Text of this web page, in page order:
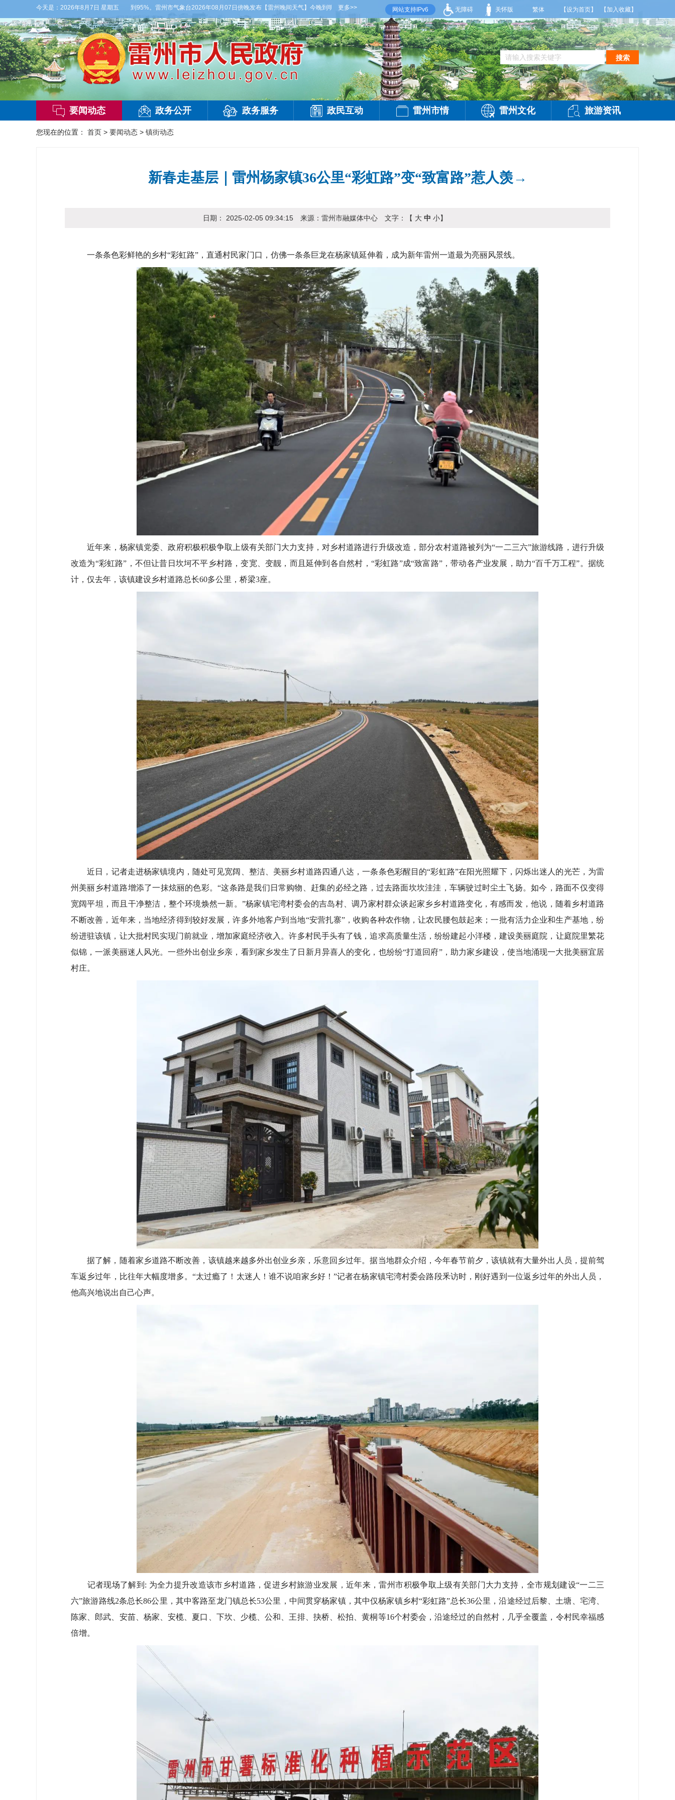
今天是： 2026年8月7日 星期五
2-3级，气温26到35度，相对湿度70%到95%。雷州市气象台2026年08月07日傍晚发布【雷州晚间天气】今晚到明天白天，多云，局部有雷阵雨，偏西风2-3级，气温26到35度，相对湿度70%到95%。雷州市气象台2026年08月07日傍晚发布
更多>> 网站支持IPv6 无障碍 关怀版 繁体 【设为首页】 【加入收藏】
搜索
要闻动态 政务公开 政务服务 政民互动 雷州市情 雷州文化 旅游资讯
您现在的位置： 首页 > 要闻动态 > 镇街动态
新春走基层｜雷州杨家镇36公里“彩虹路”变“致富路”惹人羡→
日期： 2025-02-05 09:34:15 来源： 雷州市融媒体中心 文字：【 大 中 小】
一条条色彩鲜艳的乡村“彩虹路”，直通村民家门口，仿佛一条条巨龙在杨家镇延伸着，成为新年雷州一道最为亮丽风景线。
近年来，杨家镇党委、政府积极积极争取上级有关部门大力支持，对乡村道路进行升级改造，部分农村道路被列为“一二三六”旅游线路，进行升级
改造为“彩虹路”，不但让昔日坎坷不平乡村路，变宽、变靓，而且延伸到各自然村，“彩虹路”成“致富路”，带动各产业发展，助力“百千万工程”。据统
计，仅去年，该镇建设乡村道路总长60多公里，桥梁3座。
近日，记者走进杨家镇境内，随处可见宽阔、整洁、美丽乡村道路四通八达，一条条色彩醒目的“彩虹路”在阳光照耀下，闪烁出迷人的光芒，为雷
州美丽乡村道路增添了一抹炫丽的色彩。“这条路是我们日常购物、赶集的必经之路，过去路面坎坎洼洼，车辆驶过时尘土飞扬。如今，路面不仅变得
宽阔平坦，而且干净整洁，整个环境焕然一新。”杨家镇宅湾村委会的吉岛村、调乃家村群众谈起家乡乡村道路变化，有感而发，他说，随着乡村道路
不断改善，近年来，当地经济得到较好发展，许多外地客户到当地“安营扎寨”，收购各种农作物，让农民腰包鼓起来；一批有活力企业和生产基地，纷
纷进驻该镇，让大批村民实现门前就业，增加家庭经济收入。许多村民手头有了钱，追求高质量生活，纷纷建起小洋楼，建设美丽庭院，让庭院里繁花
似锦，一派美丽迷人风光。一些外出创业乡亲，看到家乡发生了日新月异喜人的变化，也纷纷“打道回府”，助力家乡建设，使当地涌现一大批美丽宜居
村庄。
据了解，随着家乡道路不断改善，该镇越来越多外出创业乡亲，乐意回乡过年。据当地群众介绍，今年春节前夕，该镇就有大量外出人员，提前驾
车返乡过年，比往年大幅度增多。“太过瘾了！太迷人！谁不说咱家乡好！”记者在杨家镇宅湾村委会路段釆访时，刚好遇到一位返乡过年的外出人员，
他高兴地说出自己心声。
记者现场了解到: 为全力提升改造该市乡村道路，促进乡村旅游业发展，近年来，雷州市积极争取上级有关部门大力支持，全市规划建设“一二三
六”旅游路线2条总长86公里，其中客路至龙门镇总长53公里，中间贯穿杨家镇，其中仅杨家镇乡村“彩虹路”总长36公里，沿途经过后黎、土塘、宅湾、
陈家、郎武、安苗、杨家、安榄、夏口、下坎、少榄、公和、王排、抉桥、松拍、黄桐等16个村委会，沿途经过的自然村，几乎全覆盖，令村民幸福感
倍增。